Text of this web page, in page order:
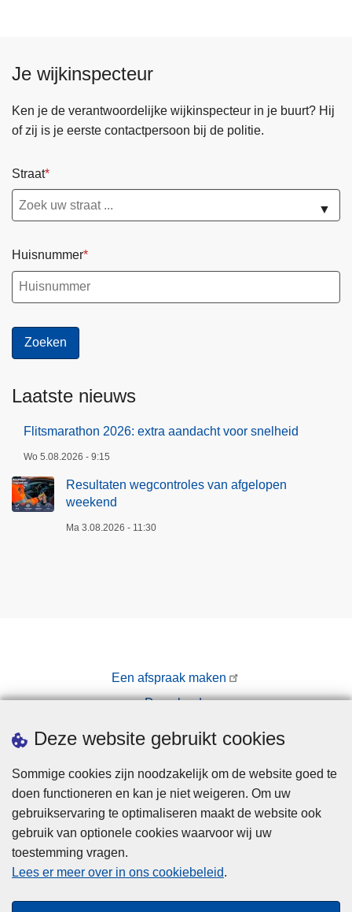
Deze website gebruikt cookies
Sommige cookies zijn noodzakelijk om de website goed te
doen functioneren en kan je niet weigeren. Om uw
gebruikservaring te optimaliseren maakt de website ook
gebruik van optionele cookies waarvoor wij uw
toestemming vragen.
Lees er meer over in ons cookiebeleid.
Je wijkinspecteur
Ken je de verantwoordelijke wijkinspecteur in je buurt? Hij
of zij is je eerste contactpersoon bij de politie.
Straat
▼
Huisnummer
Laatste nieuws
Flitsmarathon 2026: extra aandacht voor snelheid
Wo 5.08.2026 - 9:15
Resultaten wegcontroles van afgelopen
weekend
Ma 3.08.2026 - 11:30
Een afspraak maken
Downloads
Privacy
Cookies